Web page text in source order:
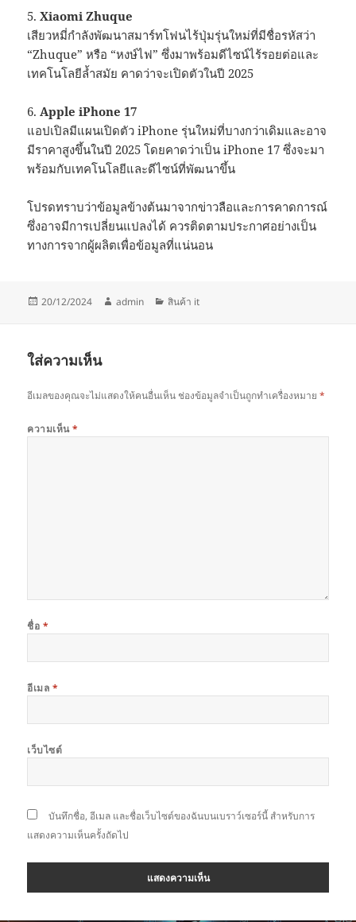
5.Xiaomi Zhuque
เสียวหมี่กำลังพัฒนาสมาร์ทโฟนไร้ปุ่มรุ่นใหม่ที่มีชื่อรหัสว่า
“Zhuque” หรือ “หงษ์ไฟ” ซึ่งมาพร้อมดีไซน์ไร้รอยต่อและ
เทคโนโลยีล้ำสมัย คาดว่าจะเปิดตัวในปี 2025
6. Apple iPhone 17
แอปเปิลมีแผนเปิดตัว iPhone รุ่นใหม่ที่บางกว่าเดิมและอาจ
มีราคาสูงขึ้นในปี 2025 โดยคาดว่าเป็น iPhone 17 ซึ่งจะมา
พร้อมกับเทคโนโลยีและดีไซน์ที่พัฒนาขึ้น
โปรดทราบว่าข้อมูลข้างต้นมาจากข่าวลือและการคาดการณ์
ซึ่งอาจมีการเปลี่ยนแปลงได้ ควรติดตามประกาศอย่างเป็น
ทางการจากผู้ผลิตเพื่อข้อมูลที่แน่นอน
เขียน
20/12/2024
ผู้
admin
หมวด
สินค้า it
ใส่ความเห็น
อีเมลของคุณจะไม่แสดงให้คนอื่นเห็น ช่องข้อมูลจำเป็นถูกทำเครื่องหมาย*
ความเห็น*
ชื่อ *
อีเมล *
เว็บไซต์
บันทึกชื่อ, อีเมล และชื่อเว็บไซต์ของฉันบนเบราว์เซอร์นี้ สำหรับการ
แสดงความเห็นครั้งถัดไป